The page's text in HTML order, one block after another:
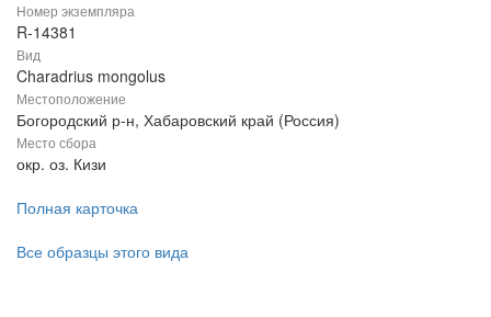
Номер экземпляра
R-14381
Вид
Charadrius mongolus
Местоположение
Богородский р-н, Хабаровский край (Россия)
Место сбора
окр. оз. Кизи
Полная карточка
Все образцы этого вида